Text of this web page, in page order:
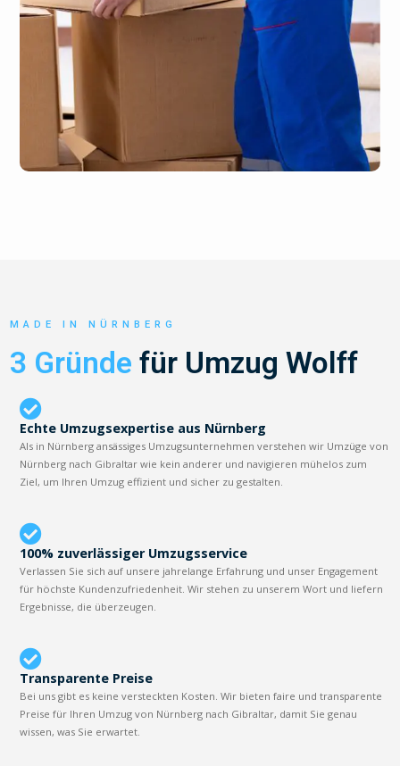
MADE IN NÜRNBERG
3 Gründe für Umzug Wolff
Echte Umzugsexpertise aus Nürnberg
Als in Nürnberg ansässiges Umzugsunternehmen verstehen wir Umzüge von
Nürnberg nach Gibraltar wie kein anderer und navigieren mühelos zum
Ziel, um Ihren Umzug effizient und sicher zu gestalten.
100% zuverlässiger Umzugsservice
Verlassen Sie sich auf unsere jahrelange Erfahrung und unser Engagement
für höchste Kundenzufriedenheit. Wir stehen zu unserem Wort und liefern
Ergebnisse, die überzeugen.
Transparente Preise
Bei uns gibt es keine versteckten Kosten. Wir bieten faire und transparente
Preise für Ihren Umzug von Nürnberg nach Gibraltar, damit Sie genau
wissen, was Sie erwartet.